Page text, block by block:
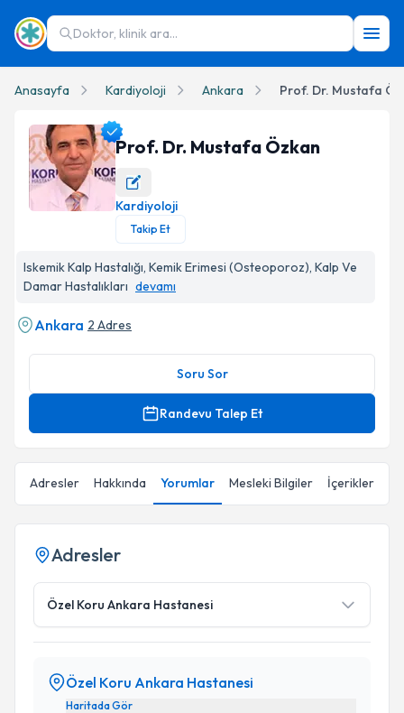
Doktor, klinik ara...
Anasayfa Kardiyoloji Ankara Prof. Dr. Mustafa
Prof. Dr. Mustafa Özkan Profil Fotoğrafı
Prof. Dr. Mustafa Özkan
Kardiyoloji
Takip Et
Iskemik Kalp Hastalığı, Kemik Erimesi (Osteoporoz), Kalp Ve
Damar Hastalıkları devamı
Ankara 2 Adres
Soru Sor
Randevu Talep Et
Adresler Hakkında Yorumlar Mesleki Bilgiler İçerikler
Adresler
Özel Koru Ankara Hastanesi
Özel Koru Ankara Hastanesi
Haritada Gör